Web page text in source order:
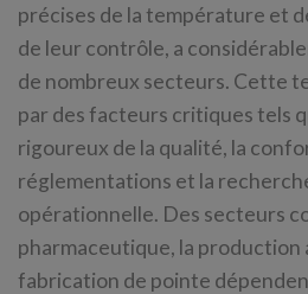
précises de la température et
de leur contrôle, a
de nombreux secteurs. Cette
par des facteurs critiques tels
rigoureux de la qualité, la
réglementations et la
opérationnelle. Des secteurs
pharmaceutique, la production
fabrication de pointe